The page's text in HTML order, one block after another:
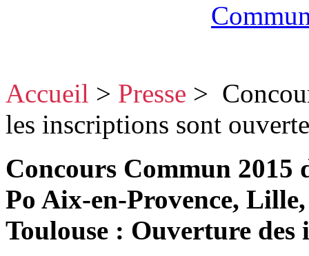
Accueil > Presse >
les inscriptions sont
Concours Commun 2015
Po Aix-en-Provence,
Toulouse : Ouverture